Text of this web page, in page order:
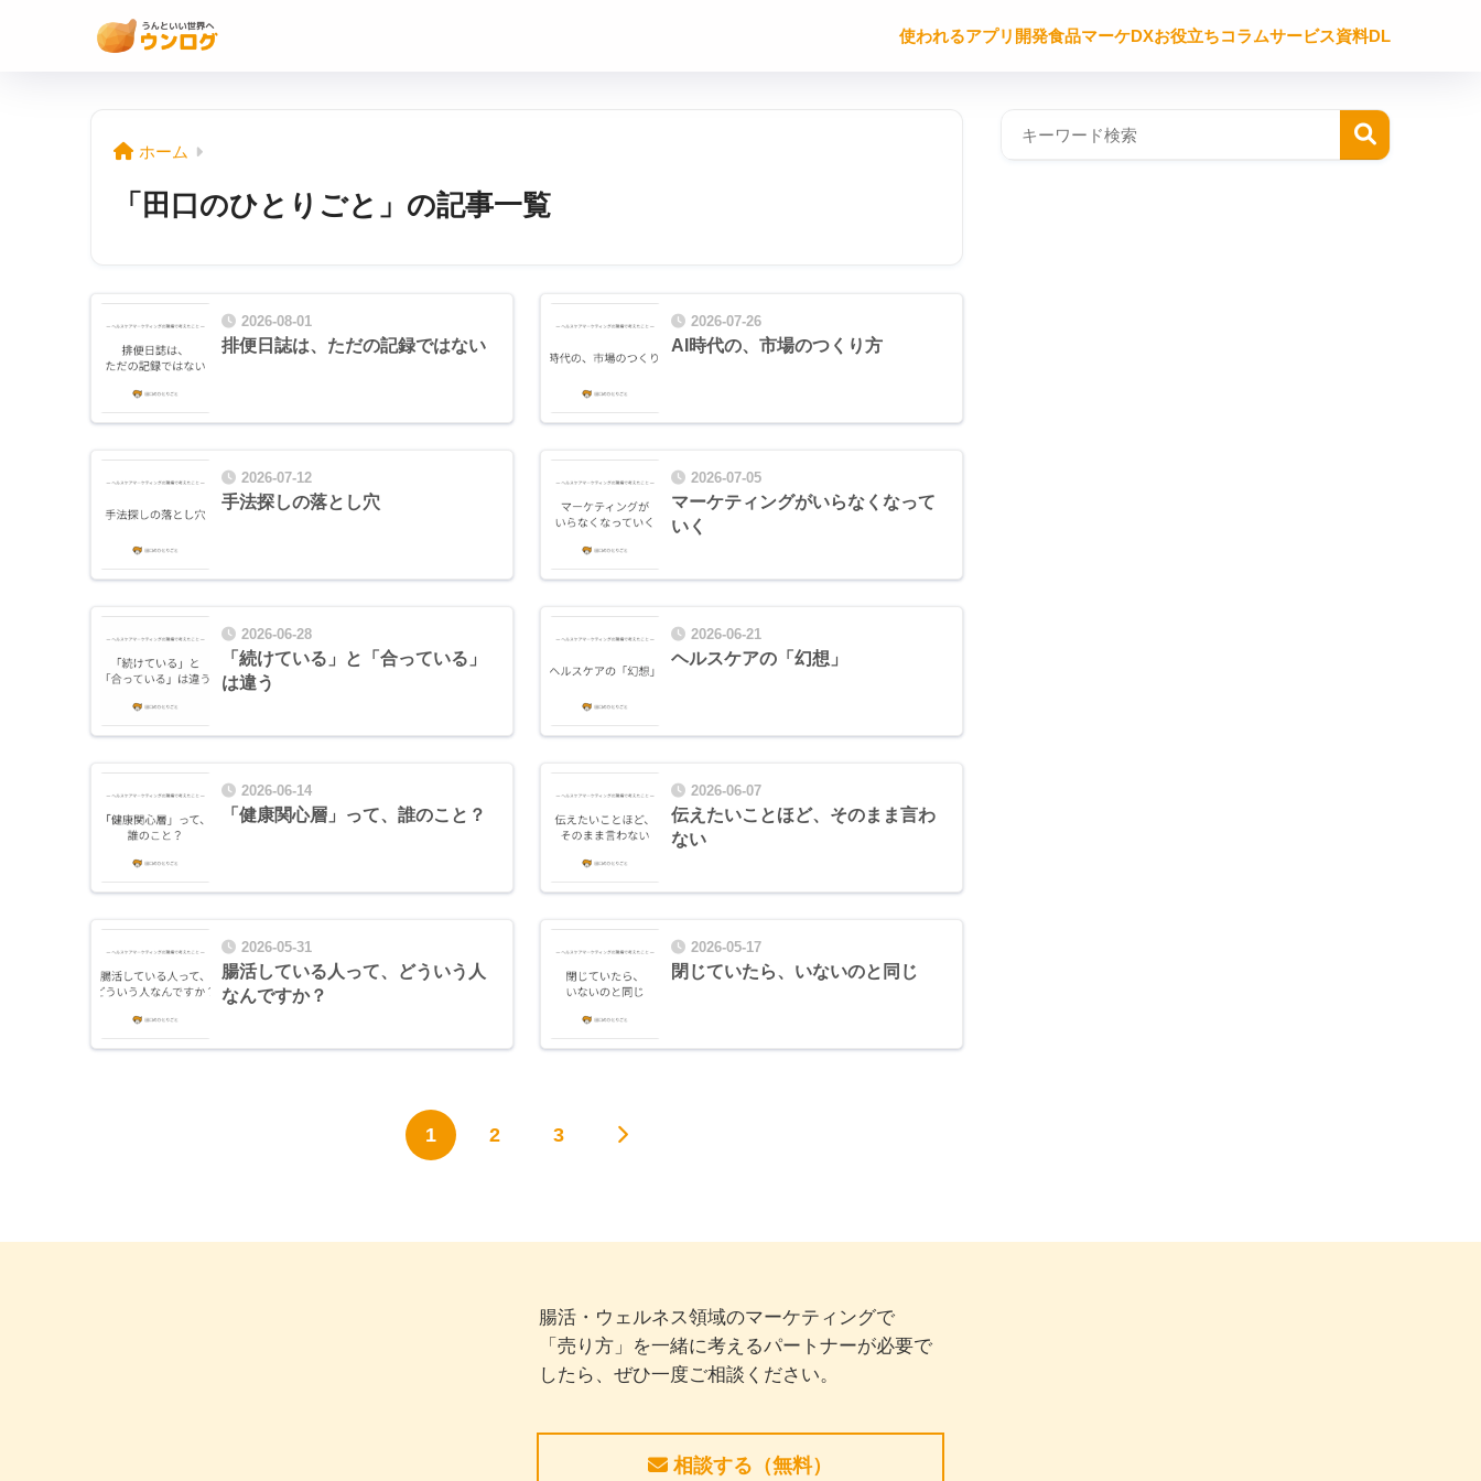
使われるアプリ開発食品マーケDXお役立ちコラムサービス資料DL
ホーム
「田口のひとりごと」の記事一覧
2026-08-01
排便日誌は、ただの記録ではない
2026-07-26
AI時代の、市場のつくり方
2026-07-12
手法探しの落とし穴
2026-07-05
マーケティングがいらなくなって
いく
2026-06-28
「続けている」と「合っている」
は違う
2026-06-21
ヘルスケアの「幻想」
2026-06-14
「健康関心層」って、誰のこと？
2026-06-07
伝えたいことほど、そのまま言わ
ない
2026-05-31
腸活している人って、どういう人
なんですか？
2026-05-17
閉じていたら、いないのと同じ
1 2 3
腸活・ウェルネス領域のマーケティングで
「売り方」を一緒に考えるパートナーが必要で
したら、ぜひ一度ご相談ください。
相談する（無料）